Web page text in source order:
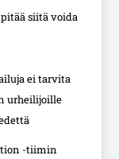
siitä voida
ei tarvita
urheilijoille
-tiimin